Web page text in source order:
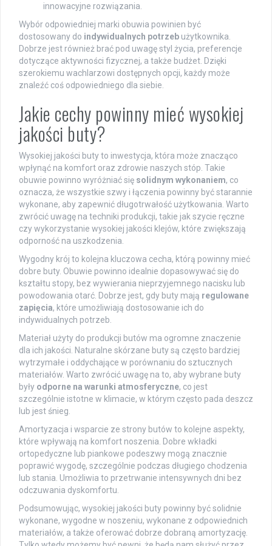
innowacyjne rozwiązania.
Wybór odpowiedniej marki obuwia powinien być
dostosowany do indywidualnych potrzeb użytkownika.
Dobrze jest również brać pod uwagę styl życia, preferencje
dotyczące aktywności fizycznej, a także budżet. Dzięki
szerokiemu wachlarzowi dostępnych opcji, każdy może
znaleźć coś odpowiedniego dla siebie.
Jakie cechy powinny mieć wysokiej
jakości buty?
Wysokiej jakości buty to inwestycja, która może znacząco
wpłynąć na komfort oraz zdrowie naszych stóp. Takie
obuwie powinno wyróżniać się solidnym wykonaniem, co
oznacza, że wszystkie szwy i łączenia powinny być starannie
wykonane, aby zapewnić długotrwałość użytkowania. Warto
zwrócić uwagę na techniki produkcji, takie jak szycie ręczne
czy wykorzystanie wysokiej jakości klejów, które zwiększają
odporność na uszkodzenia.
Wygodny krój to kolejna kluczowa cecha, którą powinny mieć
dobre buty. Obuwie powinno idealnie dopasowywać się do
kształtu stopy, bez wywierania nieprzyjemnego nacisku lub
powodowania otarć. Dobrze jest, gdy buty mają regulowane
zapięcia, które umożliwiają dostosowanie ich do
indywidualnych potrzeb.
Materiał użyty do produkcji butów ma ogromne znaczenie
dla ich jakości. Naturalne skórzane buty są często bardziej
wytrzymałe i oddychające w porównaniu do sztucznych
materiałów. Warto zwrócić uwagę na to, aby wybrane buty
były odporne na warunki atmosferyczne, co jest
szczególnie istotne w klimacie, w którym często pada deszcz
lub jest śnieg.
Amortyzacja i wsparcie ze strony butów to kolejne aspekty,
które wpływają na komfort noszenia. Dobre wkładki
ortopedyczne lub piankowe podeszwy mogą znacznie
poprawić wygodę, szczególnie podczas długiego chodzenia
lub stania. Umożliwia to przetrwanie intensywnych dni bez
odczuwania dyskomfortu.
Podsumowując, wysokiej jakości buty powinny być solidnie
wykonane, wygodne w noszeniu, wykonane z odpowiednich
materiałów, a także oferować dobrze dobraną amortyzację.